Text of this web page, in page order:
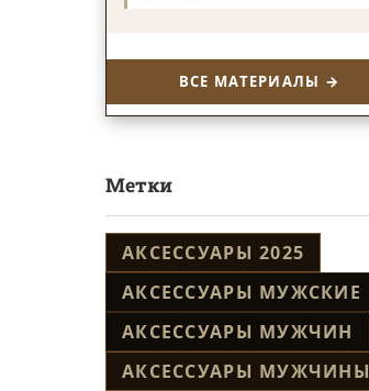
ВСЕ МАТЕРИАЛЫ →
Метки
АКСЕССУАРЫ 2025
АКСЕССУАРЫ МУЖСКИЕ
АКСЕССУАРЫ МУЖЧИН
АКСЕССУАРЫ МУЖЧИНЫ